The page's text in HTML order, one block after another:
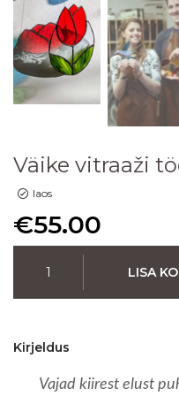
Väike vitraaži
laos
€55.00
LISA
Kirjeldus
Vajad kiirest elust